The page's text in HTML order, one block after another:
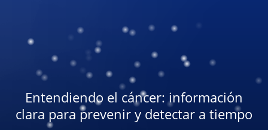
Entendiendo el cáncer: información
clara para prevenir y detectar a tiempo